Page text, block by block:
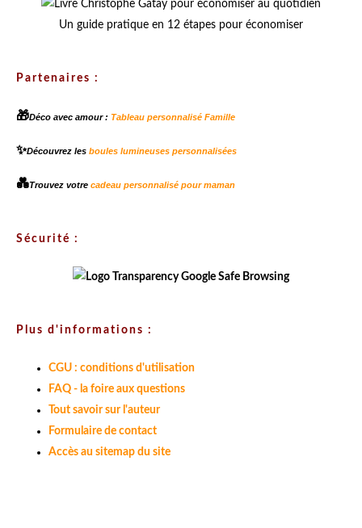
Un guide pratique en 12 étapes pour économiser
Partenaires :
🎁Déco avec amour : Tableau personnalisé Famille
✨Découvrez les boules lumineuses personnalisées
💑Trouvez votre cadeau personnalisé pour maman
Sécurité :
Plus d'informations :
CGU : conditions d'utilisation
FAQ - la foire aux questions
Tout savoir sur l'auteur
Formulaire de contact
Accès au sitemap du site